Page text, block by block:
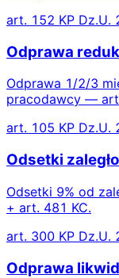
art. 152 KP Dz.U.
Odprawa
Odprawa 1/2/3
pracodawcy —
art. 105 KP Dz.U.
Odsetki
Odsetki 9% od
+ art. 481 KC.
art. 300 KP Dz.U.
Odprawa